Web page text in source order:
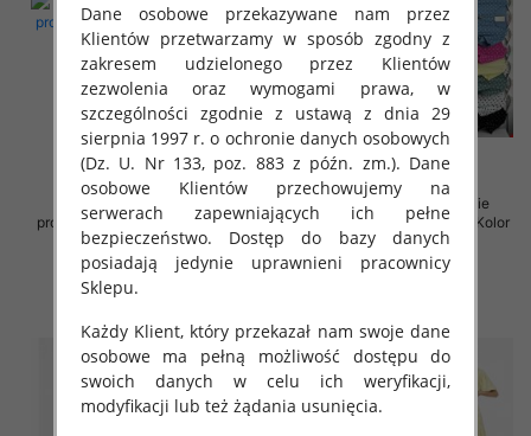
Sukienki damskie (Włoskie
produkt) Roz Standard, Mix Kolor
Paczka 5 szt
35.00 zł
Sukienki damskie (Włoskie
produkt) Roz Standard, Mix Kolor
Paczka 5 szt
36.00 zł
Dane osobowe przekazywane nam przez
Klientów przetwarzamy w sposób zgodny z
zakresem udzielonego przez Klientów
zezwolenia oraz wymogami prawa, w
szczególności zgodnie z ustawą z dnia 29
sierpnia 1997 r. o ochronie danych osobowych
(Dz. U. Nr 133, poz. 883 z późn. zm.). Dane
osobowe Klientów przechowujemy na
serwerach zapewniających ich pełne
bezpieczeństwo. Dostęp do bazy danych
posiadają jedynie uprawnieni pracownicy
Sklepu.
Każdy Klient, który przekazał nam swoje dane
osobowe ma pełną możliwość dostępu do
swoich danych w celu ich weryfikacji,
modyfikacji lub też żądania usunięcia.